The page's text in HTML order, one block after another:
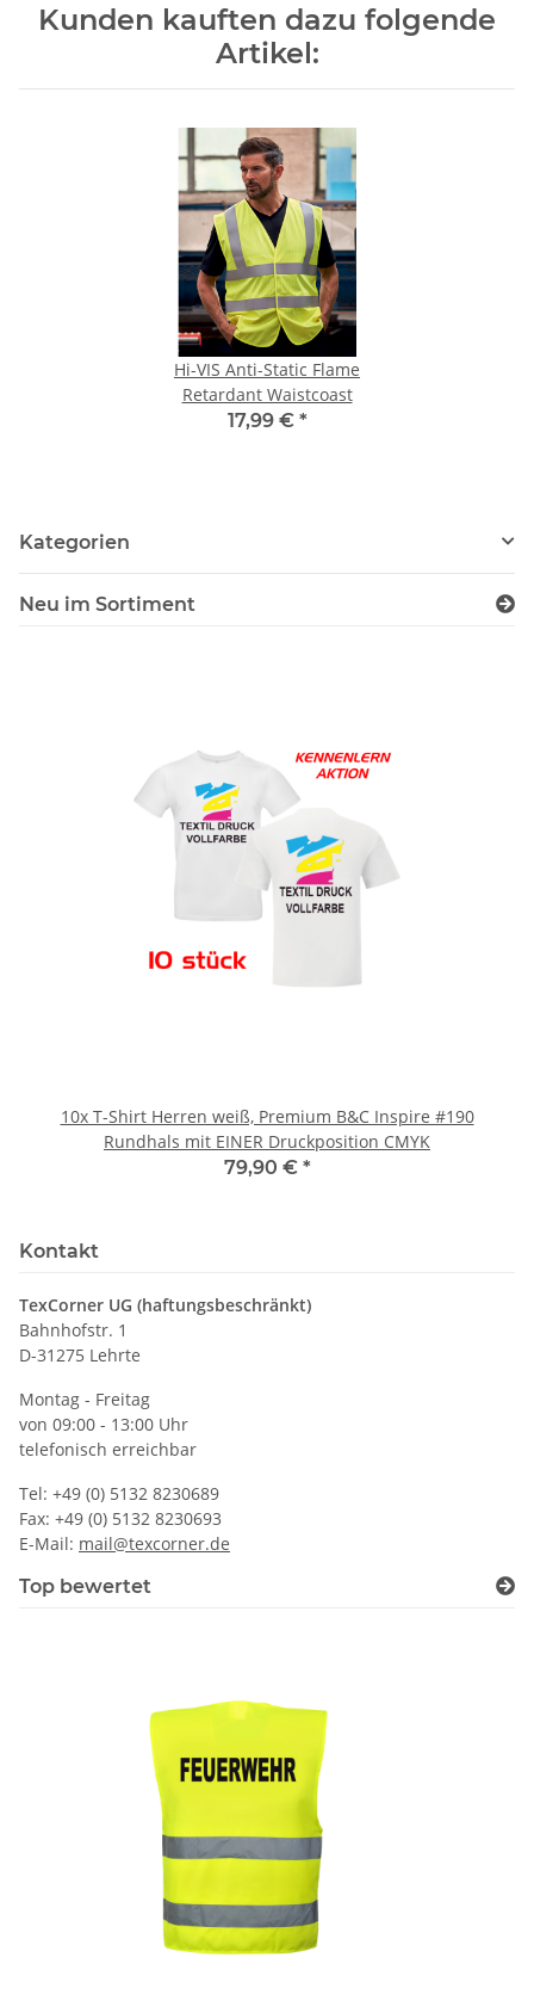
Kunden kauften dazu folgende
Artikel:
Hi-VIS Anti-Static Flame
Retardant Waistcoast
17,99 € *
Kategorien
Neu im Sortiment
10x T-Shirt Herren weiß, Premium B&C Inspire #190
Rundhals mit EINER Druckposition CMYK
79,90 € *
Kontakt
TexCorner UG (haftungsbeschränkt)
Bahnhofstr. 1
D-31275 Lehrte
Montag - Freitag
von 09:00 - 13:00 Uhr
telefonisch erreichbar
Tel: +49 (0) 5132 8230689
Fax: +49 (0) 5132 8230693
E-Mail: mail@texcorner.de
Top bewertet